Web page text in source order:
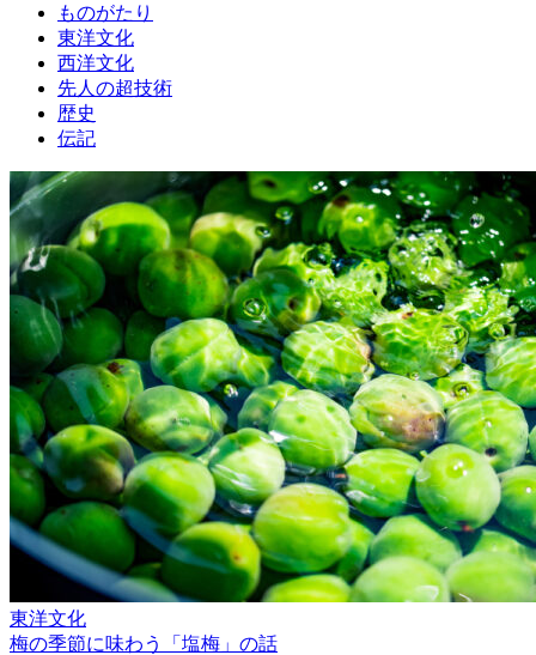
ものがたり
東洋文化
西洋文化
先人の超技術
歴史
伝記
東洋文化
梅の季節に味わう「塩梅」の話